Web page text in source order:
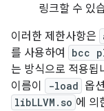
링크할 수 있
이러한 제한사항은
를 사용하여
bcc
는 방식으로 적용됩
이름이
-load 옵
libLLVM.so 에 의